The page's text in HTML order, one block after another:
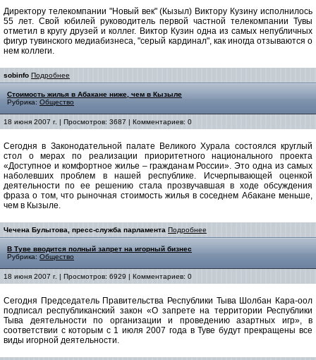
Директору телекомпании "Новый век" (Кызыл) Виктору Кузину исполнилось
55 лет. Свой юбилей руководитель первой частной телекомпании Тувы
отметил в кругу друзей и коллег. Виктор Кузин одна из самых непубличных
фигур тувинского медиабизнеса, "серый кардинал", как иногда отзываются о
нем коллеги.
sobinfo Подробнее
Стоимость жилья в Абакане ниже, чем в Кызыле
Рубрика: Общество
18 июня 2007 г. | Просмотров: 3687 | Комментариев: 0
Сегодня в Законодательной палате Великого Хурала состоялся круглый
стол о мерах по реализации приоритетного национального проекта
«Доступное и комфортное жилье – гражданам России». Это одна из самых
наболевших проблем в нашей республике. Исчерпывающей оценкой
деятельности по ее решению стала прозвучавшая в ходе обсуждения
фраза о том, что рыночная стоимость жилья в соседнем Абакане меньше,
чем в Кызыле.
Чечена Булытова, пресс-служба парламента Подробнее
В Туве вводится полный запрет на игорный бизнес
Рубрика: Общество
18 июня 2007 г. | Просмотров: 6929 | Комментариев: 0
Сегодня Председатель Правительства Республики Тыва Шолбан Кара-оол
подписал республиканский закон «О запрете на территории Республики
Тыва деятельности по организации и проведению азартных игр», в
соответствии с которым с 1 июля 2007 года в Туве будут прекращены все
виды игорной деятельности.